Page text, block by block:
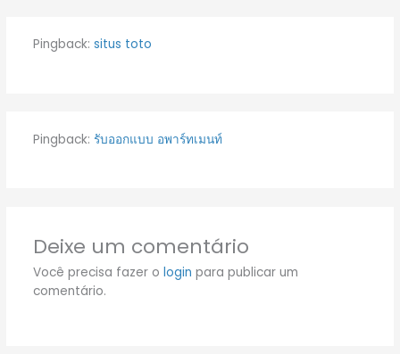
Pingback: situs toto
Pingback: รับออกแบบ อพาร์ทเมนท์
Deixe um comentário
Você precisa fazer o login para publicar um
comentário.